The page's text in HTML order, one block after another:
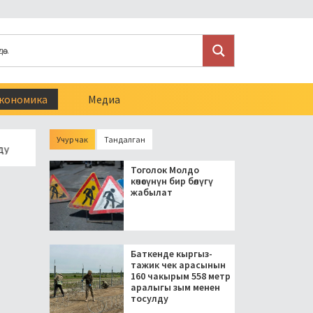
Медиа
блогерлерди салыктан бошоткон мыйзамга кол
Учур чак Тандалган
Тоголок Молдо
көчөсүнүн бир бөлүгү
жабылат
Баткенде кыргыз-
тажик чек арасынын
160 чакырым 558 метр
аралыгы зым менен
тосулду